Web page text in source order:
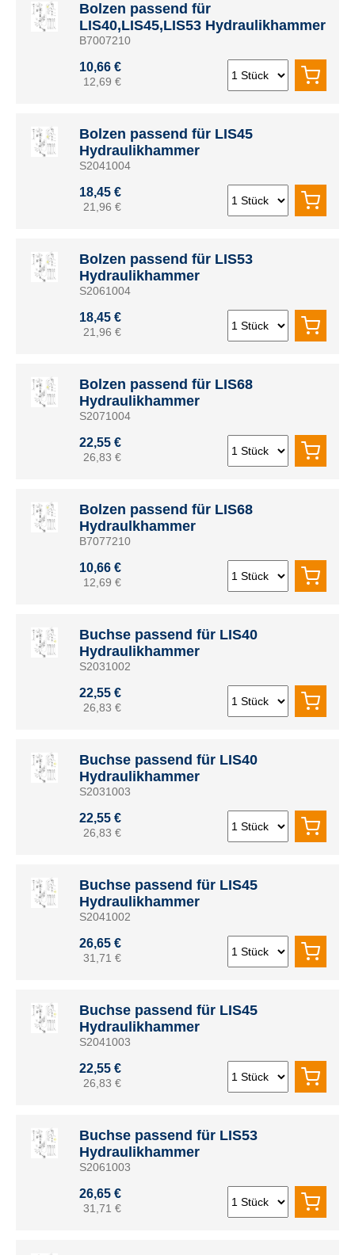
Bolzen passend für
LIS40,LIS45,LIS53 Hydraulikhammer
B7007210
10,66 €
12,69 €
Bolzen passend für LIS45
Hydraulikhammer
S2041004
18,45 €
21,96 €
Bolzen passend für LIS53
Hydraulikhammer
S2061004
18,45 €
21,96 €
Bolzen passend für LIS68
Hydraulikhammer
S2071004
22,55 €
26,83 €
Bolzen passend für LIS68
Hydraulkhammer
B7077210
10,66 €
12,69 €
Buchse passend für LIS40
Hydraulikhammer
S2031002
22,55 €
26,83 €
Buchse passend für LIS40
Hydraulikhammer
S2031003
22,55 €
26,83 €
Buchse passend für LIS45
Hydraulikhammer
S2041002
26,65 €
31,71 €
Buchse passend für LIS45
Hydraulikhammer
S2041003
22,55 €
26,83 €
Buchse passend für LIS53
Hydraulikhammer
S2061003
26,65 €
31,71 €